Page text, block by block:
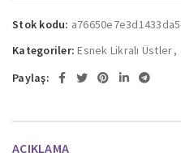
Stok kodu:
Kategoriler: Esnek Likralı Üstler,
Paylaş:
AÇIKLAMA